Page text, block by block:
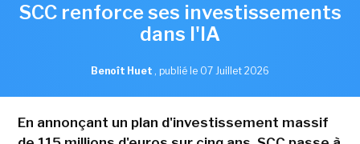
SCC renforce ses investissements
dans l'IA
Benoît Huet , publié le 07 Juillet 2026
En annonçant un plan d'investissement massif